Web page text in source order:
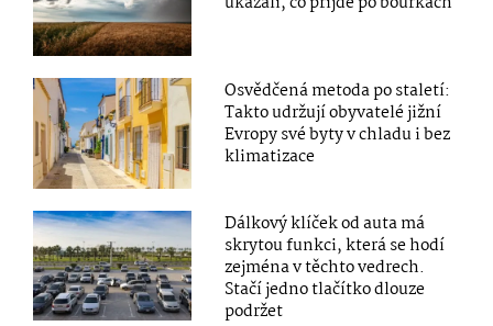
Osvědčená metoda po staletí:
Takto udržují obyvatelé jižní
Evropy své byty v chladu i bez
klimatizace
Dálkový klíček od auta má
skrytou funkci, která se hodí
zejména v těchto vedrech.
Stačí jedno tlačítko dlouze
podržet